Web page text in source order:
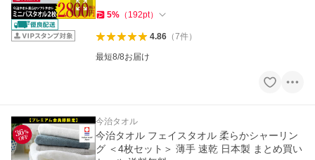
5% （ 192pt）
4.86（7件）
最短8/8お届け
今治タオル
今治タオル フェイスタオル 柔らかシャーリン
グ ＜4枚セット＞ 薄手 速乾 日本製 まとめ買い